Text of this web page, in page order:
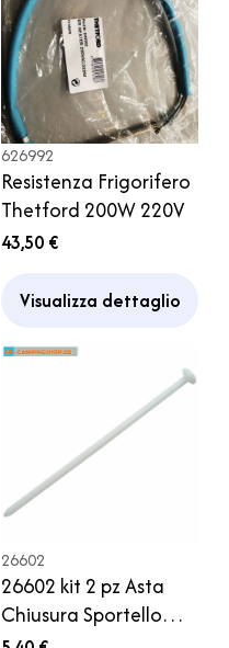
626992
Resistenza Frigorifero
Thetford 200W 220V
43,50 €
Visualizza dettaglio
26602
26602 kit 2 pz Asta
Chiusura Sportello